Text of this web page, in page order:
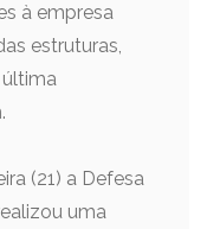
à empresa
estruturas,
(21) a Defesa
uma